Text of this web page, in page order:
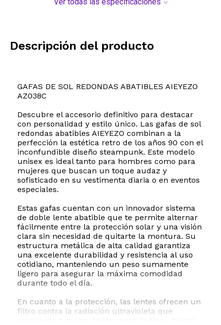
Descripción del producto
GAFAS DE SOL REDONDAS ABATIBLES AIEYEZO
AZ038C
Descubre el accesorio definitivo para destacar
con personalidad y estilo único. Las gafas de sol
redondas abatibles AIEYEZO combinan a la
perfección la estética retro de los años 90 con el
inconfundible diseño steampunk. Este modelo
unisex es ideal tanto para hombres como para
mujeres que buscan un toque audaz y
sofisticado en su vestimenta diaria o en eventos
especiales.
Estas gafas cuentan con un innovador sistema
de doble lente abatible que te permite alternar
fácilmente entre la protección solar y una visión
clara sin necesidad de quitarte la montura. Su
estructura metálica de alta calidad garantiza
una excelente durabilidad y resistencia al uso
cotidiano, manteniendo un peso sumamente
ligero para asegurar la máxima comodidad
durante todo el día.
En cuanto a la protección, las lentes ofrecen un
filtro contra la radiación ultravioleta que